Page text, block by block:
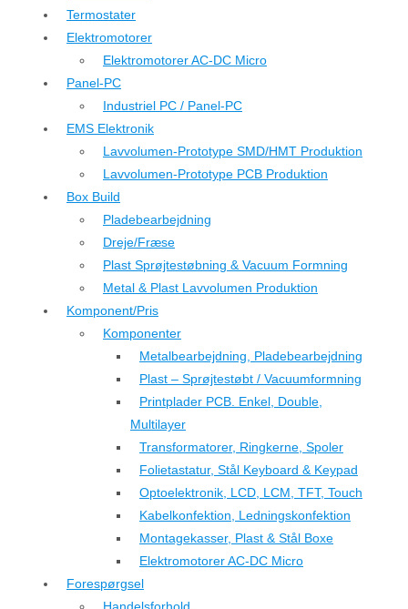
Termostater
Elektromotorer
Elektromotorer AC-DC Micro
Panel-PC
Industriel PC / Panel-PC
EMS Elektronik
Lavvolumen-Prototype SMD/HMT Produktion
Lavvolumen-Prototype PCB Produktion
Box Build
Pladebearbejdning
Dreje/Fræse
Plast Sprøjtestøbning & Vacuum Formning
Metal & Plast Lavvolumen Produktion
Komponent/Pris
Komponenter
Metalbearbejdning, Pladebearbejdning
Plast – Sprøjtestøbt / Vacuumformning
Printplader PCB. Enkel, Double,
Multilayer
Transformatorer, Ringkerne, Spoler
Folietastatur, Stål Keyboard & Keypad
Optoelektronik, LCD, LCM, TFT, Touch
Kabelkonfektion, Ledningskonfektion
Montagekasser, Plast & Stål Boxe
Elektromotorer AC-DC Micro
Forespørgsel